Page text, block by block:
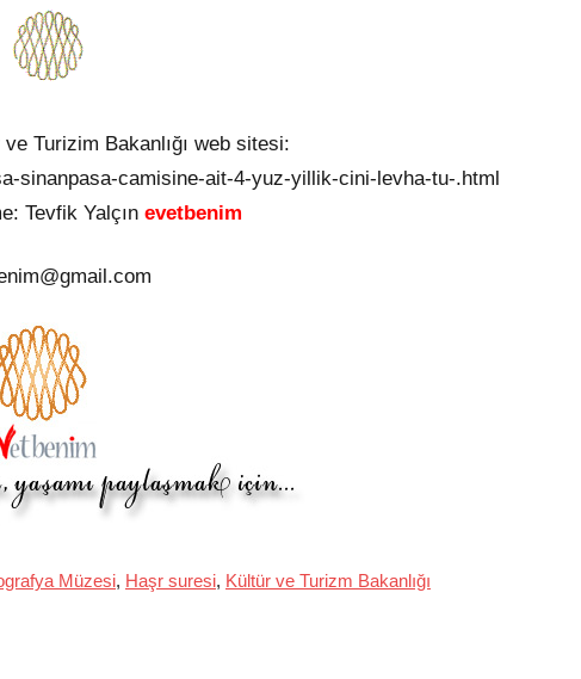
Turizim Bakanlığı web sitesi:
sinanpasa-camisine-ait-4-yuz-yillik-cini-levha-tu-.html
Tevfik Yalçın evetbenim
Müzesi, Haşr suresi, Kültür ve Turizm Bakanlığı